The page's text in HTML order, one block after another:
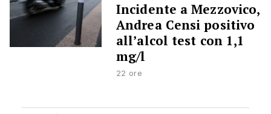
Incidente a Mezzovico,
Andrea Censi positivo
all’alcol test con 1,1
mg/l
22 ore